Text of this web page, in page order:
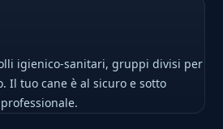
igienico-sanitari, gruppi divisi per
Il tuo cane è al sicuro e sotto